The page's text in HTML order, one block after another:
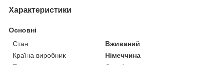
Характеристики
Основні
Стан
Вживаний
Країна виробник
Німеччина